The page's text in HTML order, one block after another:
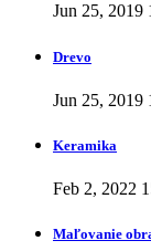
Jun 25, 2019
Drevo
Jun 25, 2019
Keramika
Feb 2, 2022
Maľovanie